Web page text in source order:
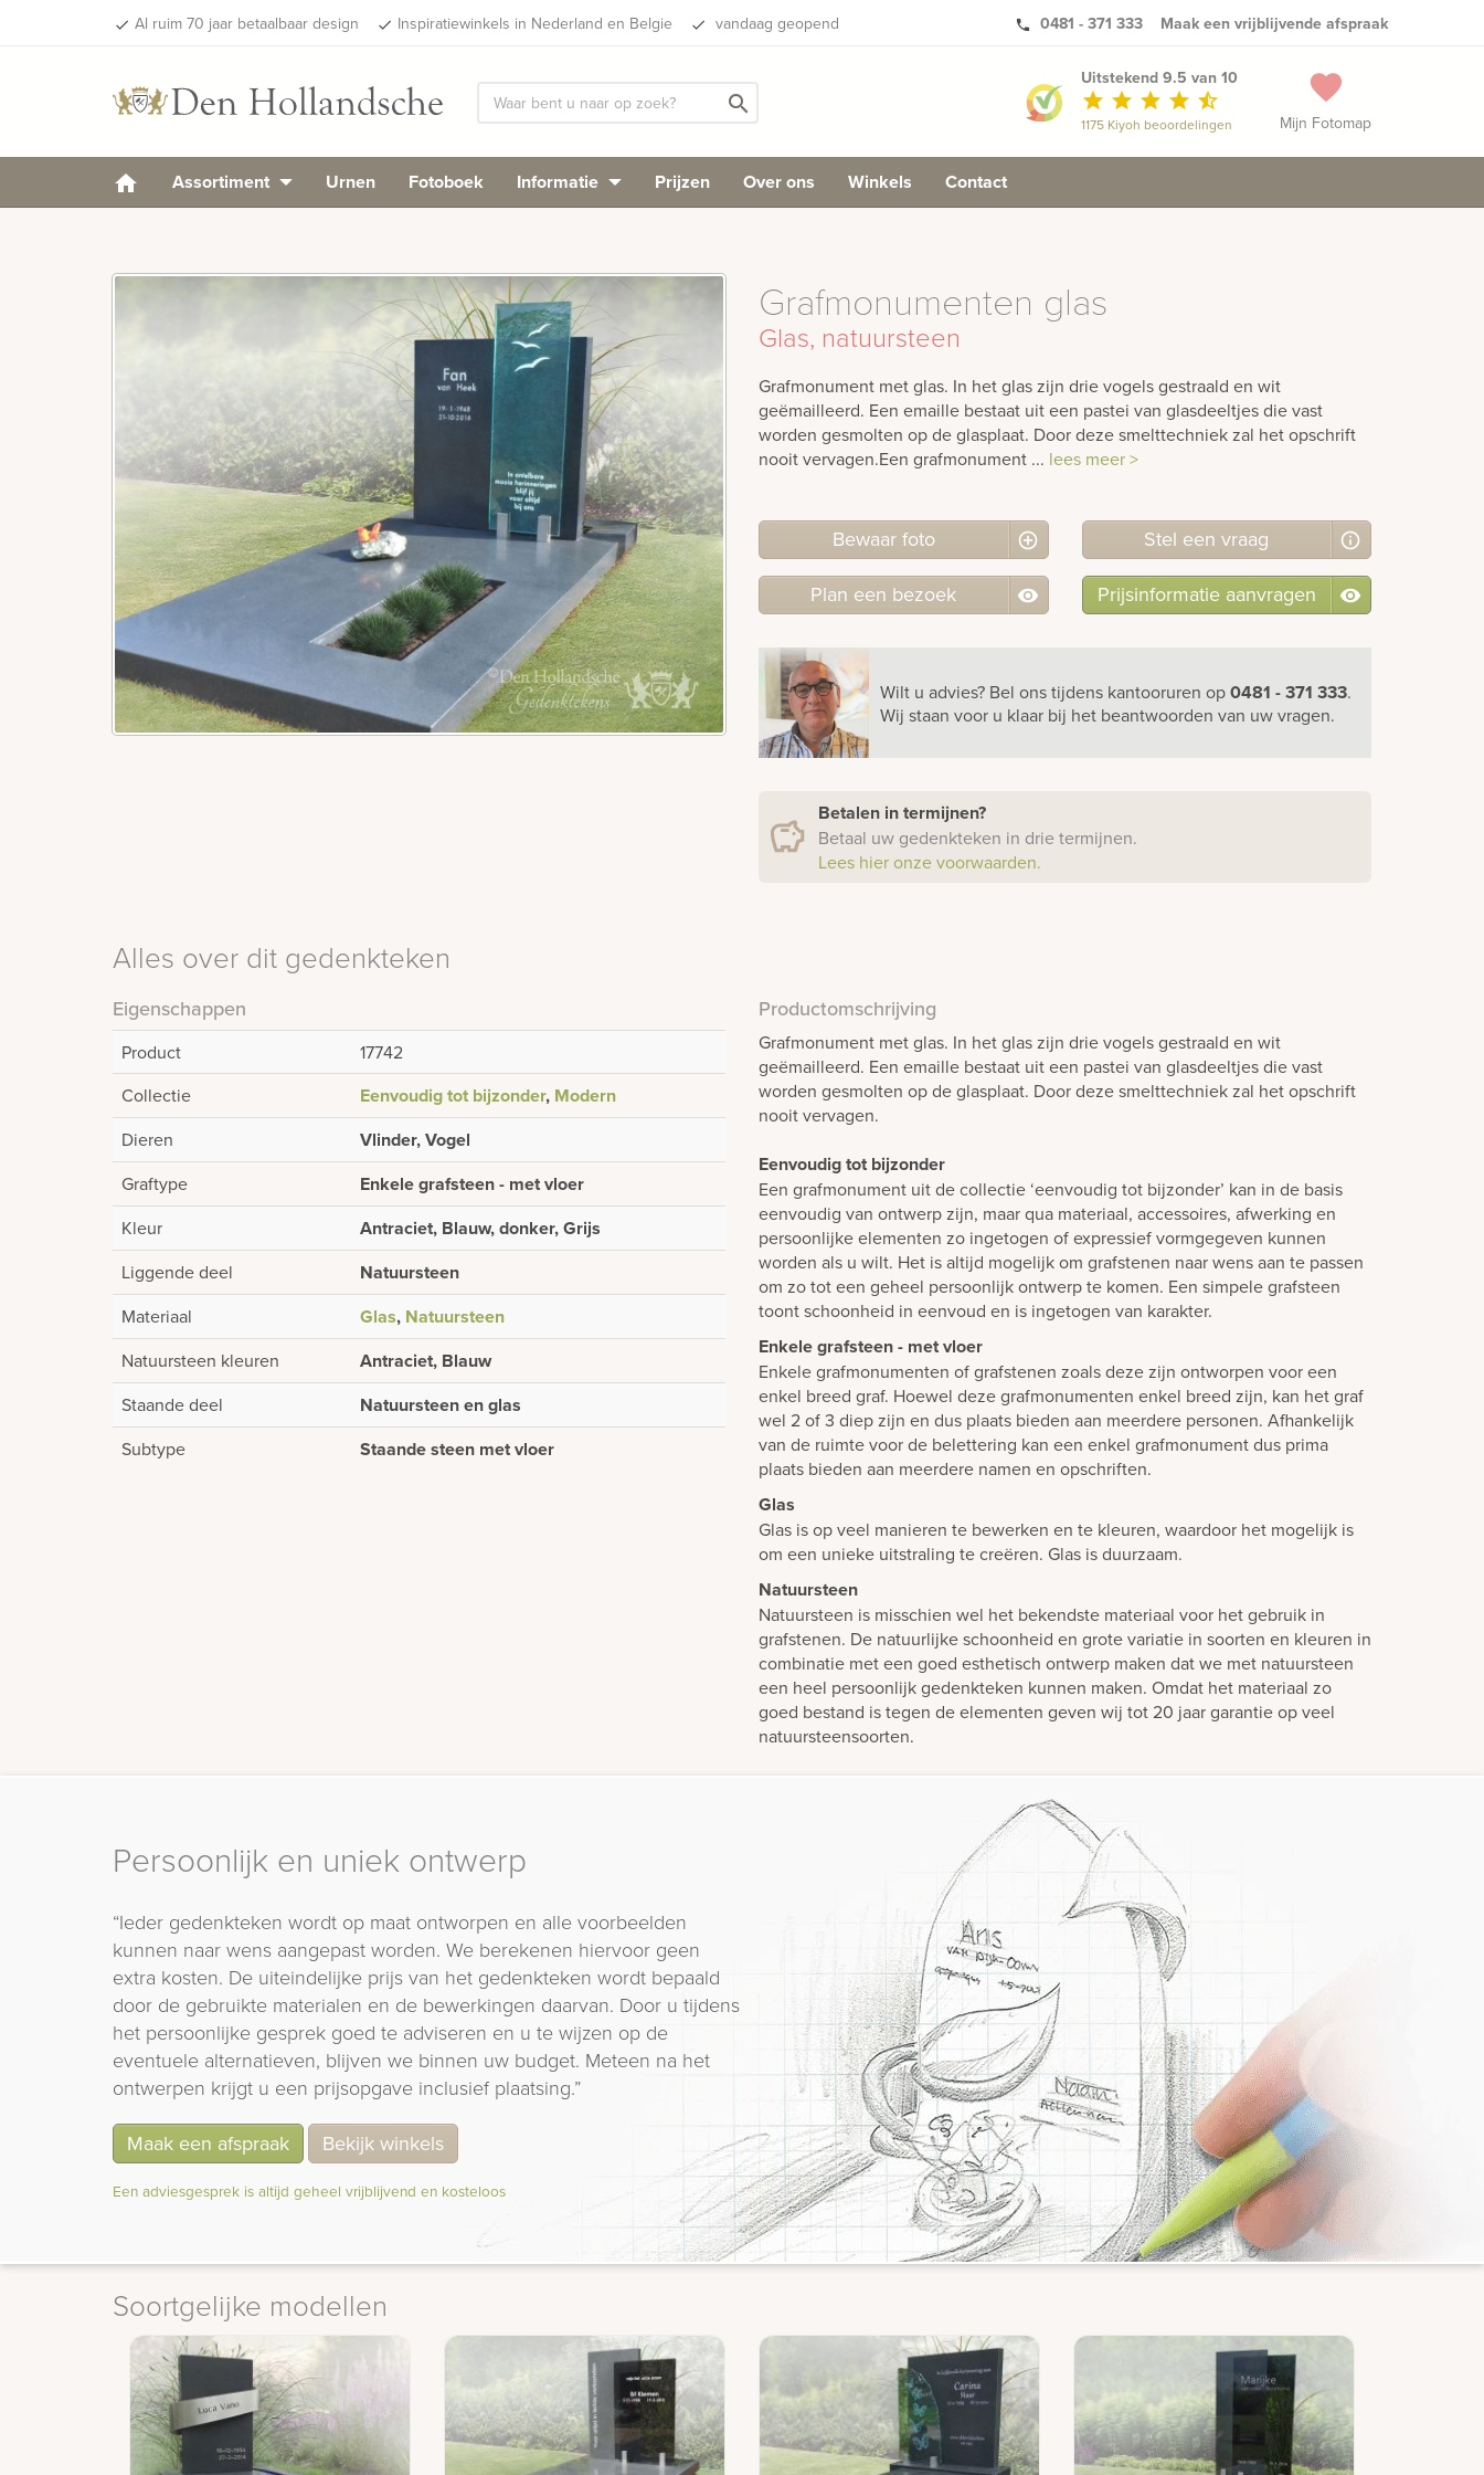
done Al ruim 70 jaar betaalbaar design done Inspiratiewinkels in Nederland en Belgie done vandaag geopend phone 0481 - 371 333 Maak een vrijblijvende afspraak
search favorite
Mijn Fotomap
Uitstekend 9.5 van 10
star star star star star_half
1175 Kiyoh beoordelingen
Assortiment Urnen Fotoboek Informatie Prijzen Over ons Winkels Contact
Grafmonumenten glas
Glas, natuursteen
Grafmonument met glas. In het glas zijn drie vogels gestraald en wit
geëmailleerd. Een emaille bestaat uit een pastei van glasdeeltjes die vast
worden gesmolten op de glasplaat. Door deze smelttechniek zal het opschrift
nooit vervagen.Een grafmonument ... lees meer >
Bewaar foto Stel een vraag
Plan een bezoek Prijsinformatie aanvragen
Wilt u advies? Bel onstijdens kantooruren op0481 - 371 333.
Wij staan voor u klaar bij het beantwoorden van uw vragen.
Betalen in termijnen?
Betaal uw gedenkteken in drie termijnen.
Lees hier onze voorwaarden.
Alles over dit gedenkteken
Eigenschappen
Product
17742
Collectie
Eenvoudig tot bijzonder, Modern
Dieren Vlinder, Vogel
Graftype Enkele grafsteen - met vloer
Kleur Antraciet, Blauw, donker, Grijs
Liggende deel Natuursteen
Materiaal Glas, Natuursteen
Natuursteen kleuren Antraciet, Blauw
Staande deel Natuursteen en glas
Subtype Staande steen met vloer
Productomschrijving
Grafmonument met glas. In het glas zijn drie vogels gestraald en wit
geëmailleerd. Een emaille bestaat uit een pastei van glasdeeltjes die vast
worden gesmolten op de glasplaat. Door deze smelttechniek zal het opschrift
nooit vervagen.
Eenvoudig tot bijzonder
Een grafmonument uit de collectie ‘eenvoudig tot bijzonder’ kan in de basis
eenvoudig van ontwerp zijn, maar qua materiaal, accessoires, afwerking en
persoonlijke elementen zo ingetogen of expressief vormgegeven kunnen
worden als u wilt. Het is altijd mogelijk om grafstenen naar wens aan te passen
om zo tot een geheel persoonlijk ontwerp te komen. Een simpele grafsteen
toont schoonheid in eenvoud en is ingetogen van karakter.
Enkele grafsteen - met vloer
Enkele grafmonumenten of grafstenen zoals deze zijn ontworpen voor een
enkel breed graf. Hoewel deze grafmonumenten enkel breed zijn, kan het graf
wel 2 of 3 diep zijn en dus plaats bieden aan meerdere personen. Afhankelijk
van de ruimte voor de belettering kan een enkel grafmonument dus prima
plaats bieden aan meerdere namen en opschriften.
Glas
Glas is op veel manieren te bewerken en te kleuren, waardoor het mogelijk is
om een unieke uitstraling te creëren. Glas is duurzaam.
Natuursteen
Natuursteen is misschien wel het bekendste materiaal voor het gebruik in
grafstenen. De natuurlijke schoonheid en grote variatie in soorten en kleuren in
combinatie met een goed esthetisch ontwerp maken dat we met natuursteen
een heel persoonlijk gedenkteken kunnen maken. Omdat het materiaal zo
goed bestand is tegen de elementen geven wij tot 20 jaar garantie op veel
natuursteensoorten.
Persoonlijk en uniek ontwerp
“Ieder gedenkteken wordt op maat ontworpen en alle voorbeelden
kunnen naar wens aangepast worden. We berekenen hiervoor geen
extra kosten. De uiteindelijke prijs van het gedenkteken wordt bepaald
door de gebruikte materialen en de bewerkingen daarvan. Door u tijdens
het persoonlijke gesprek goed te adviseren en u te wijzen op de
eventuele alternatieven, blijven we binnen uw budget. Meteen na het
ontwerpen krijgt u een prijsopgave inclusief plaatsing.”
Maak een afspraak Bekijk winkels
Een adviesgesprek is altijd geheel vrijblijvend en kosteloos
Soortgelijke modellen